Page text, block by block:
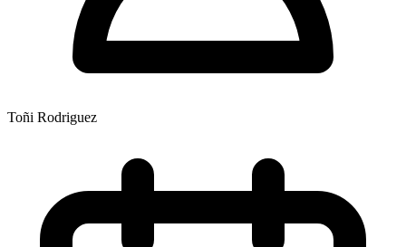
Toñi Rodriguez